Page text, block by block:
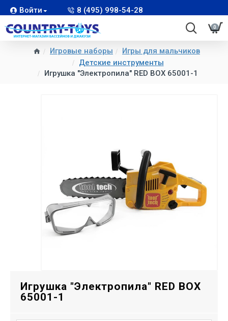
Войти 8 (495) 998-54-28
0
Игровые наборы
Игры для мальчиков
Детские инструменты
Игрушка "Электропила" RED BOX 65001-1
Игрушка "Электропила" RED BOX
65001-1